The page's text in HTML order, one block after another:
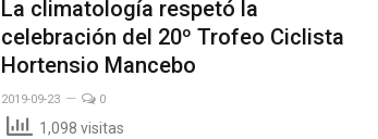
La climatología respetó la
celebración del 20º Trofeo Ciclista
Hortensio Mancebo
2019-09-23 0
1,098 visitas